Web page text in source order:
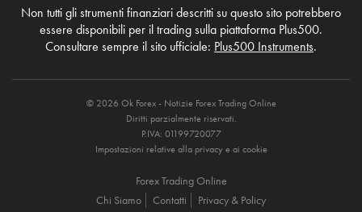
Non tutti gli strumenti finanziari descritti su questo sito potrebbero
essere disponibili per il trading sulla piattaforma Plus500.
Consultare sempre il sito ufficiale: Plus500 Instruments.
© 2026 Ok Forex - Notizie Forex Trading Online
Diritti parzialmente riservati.
P.IVA: 01199720077
Impostazioni relative alla privacy e ai cookie
Forex Trading Online
Chi Siamo
Contatti Privacy & Policy